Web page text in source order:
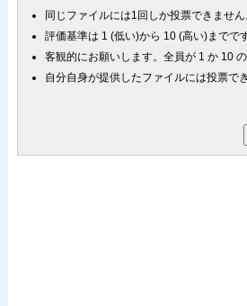
同じファイルには1回しか投票できません
評価基準は 1 (低い)から 10 (高い)までです
客観的にお願いします。全員が 1 か 10
自分自身が提供したファイルには投票で